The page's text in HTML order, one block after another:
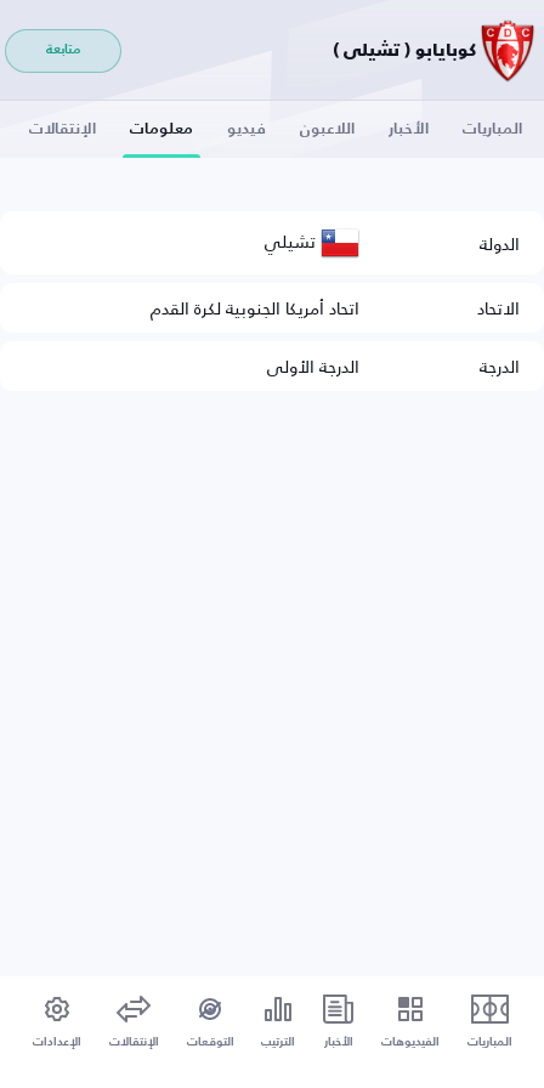
كوبايابو ( تشيلي ) متابعة
المباريات الأخبار اللاعبون فيديو معلومات الإنتقالات
الدولة تشيلي
الاتحاد
اتحاد أمريكا الجنوبية لكرة القدم
الدرجة
الدرجة الأولى
المباريات الفيديوهات الأخبار الترتيب التوقعات الإنتقالات الإعدادات